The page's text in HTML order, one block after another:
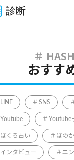
診断
おすす
LINE SNS
Youtube Youtube
ほくろ占い ほのか
インタビュー エ